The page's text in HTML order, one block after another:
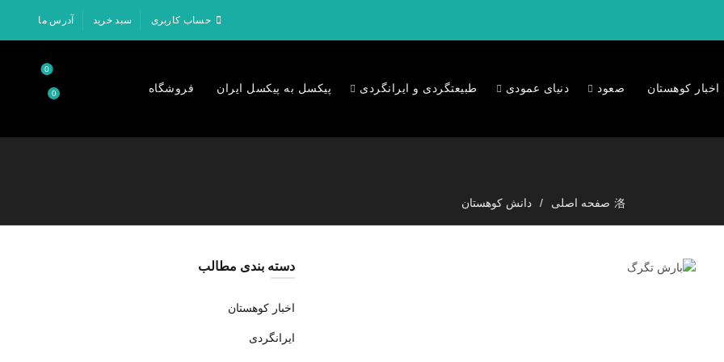
حساب کاربری سبد خرید آدرس ما
اخبار کوهستان صعود دنیای عمودی طبیعتگردی و ایرانگردی پیکسل به پیکسل ایران فروشگاه
0
0
صفحه اصلی دانش کوهستان
دسته بندی مطالب
اخبار کوهستان
ایرانگردی